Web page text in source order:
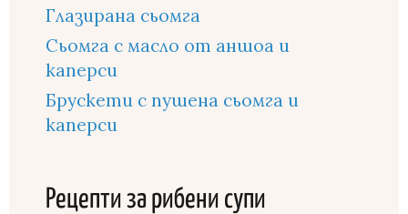
Глазирана сьомга
Сьомга с масло от аншоа и
каперси
Брускети с пушена сьомга и
каперси
Рецепти за рибени супи